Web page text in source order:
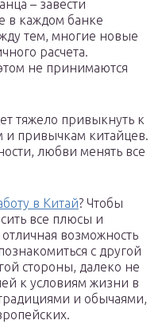
– завести
в каждом банке
тем, многие новые
расчета.
не принимаются
тяжело привыкнуть к
и привычкам китайцев.
любви менять все
в Китай? Чтобы
все плюсы и
возможность
с другой
стороны, далеко не
к условиям жизни в
и обычаями,